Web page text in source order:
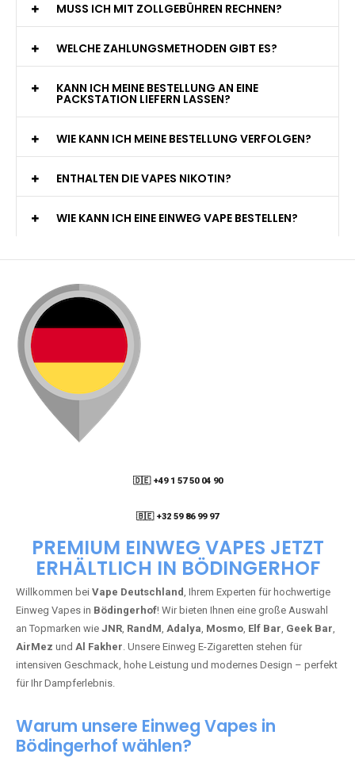
MUSS ICH MIT ZOLLGEBÜHREN RECHNEN?
WELCHE ZAHLUNGSMETHODEN GIBT ES?
KANN ICH MEINE BESTELLUNG AN EINE
PACKSTATION LIEFERN LASSEN?
WIE KANN ICH MEINE BESTELLUNG VERFOLGEN?
ENTHALTEN DIE VAPES NIKOTIN?
WIE KANN ICH EINE EINWEG VAPE BESTELLEN?
🇩🇪 +49 1 57 50 04 90
🇧🇪 +32 59 86 99 97
PREMIUM EINWEG VAPES JETZT
ERHÄLTLICH IN BÖDINGERHOF
Willkommen bei Vape Deutschland, Ihrem Experten für hochwertige
Einweg Vapes in Bödingerhof! Wir bieten Ihnen eine große Auswahl
an Topmarken wie JNR, RandM, Adalya, Mosmo, Elf Bar, Geek Bar,
AirMez und Al Fakher. Unsere Einweg E-Zigaretten stehen für
intensiven Geschmack, hohe Leistung und modernes Design – perfekt
für Ihr Dampferlebnis.
Warum unsere Einweg Vapes in
Bödingerhof wählen?